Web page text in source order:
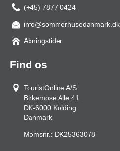
(+45) 7877 0424
info@sommerhusedanmark.dk
Åbningstider
Find os
TouristOnline A/S
Birkemose Alle 41
DK-6000 Kolding
Danmark
Momsnr.: DK25363078